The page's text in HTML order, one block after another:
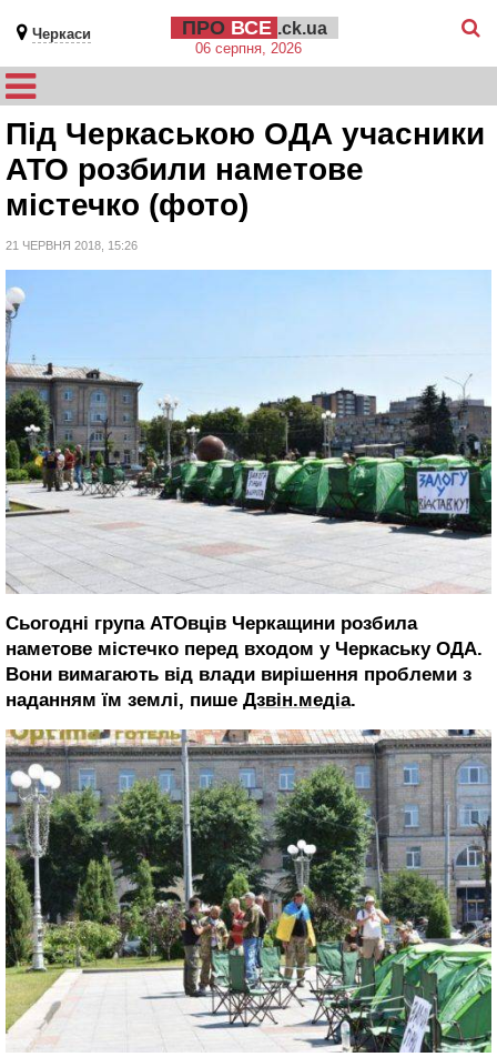
Черкаси ПРО ВСЕ .ck.ua
06 серпня, 2026
Під Черкаською ОДА учасники
АТО розбили наметове
містечко (фото)
21 ЧЕРВНЯ 2018, 15:26
Сьогодні група АТОвців Черкащини розбила
наметове містечко перед входом у Черкаську ОДА.
Вони вимагають від влади вирішення проблеми з
наданням їм землі, пише Дзвін.медіа.